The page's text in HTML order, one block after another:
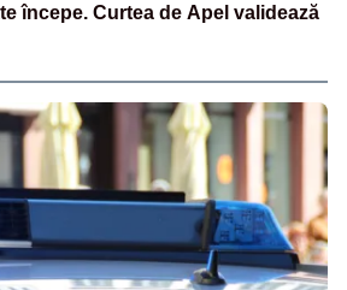
începe. Curtea de Apel validează